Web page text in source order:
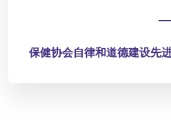
保健协会自律和道德建设先